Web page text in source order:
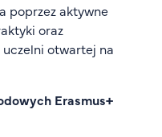
poprzez aktywne
oraz
otwartej na
Erasmus+